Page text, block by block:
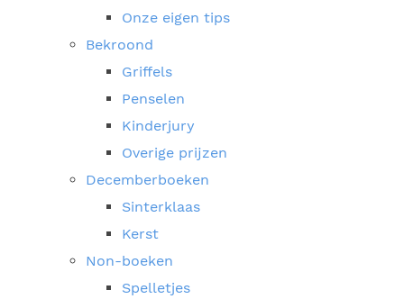
Onze eigen tips
Bekroond
Griffels
Penselen
Kinderjury
Overige prijzen
Decemberboeken
Sinterklaas
Kerst
Non-boeken
Spelletjes